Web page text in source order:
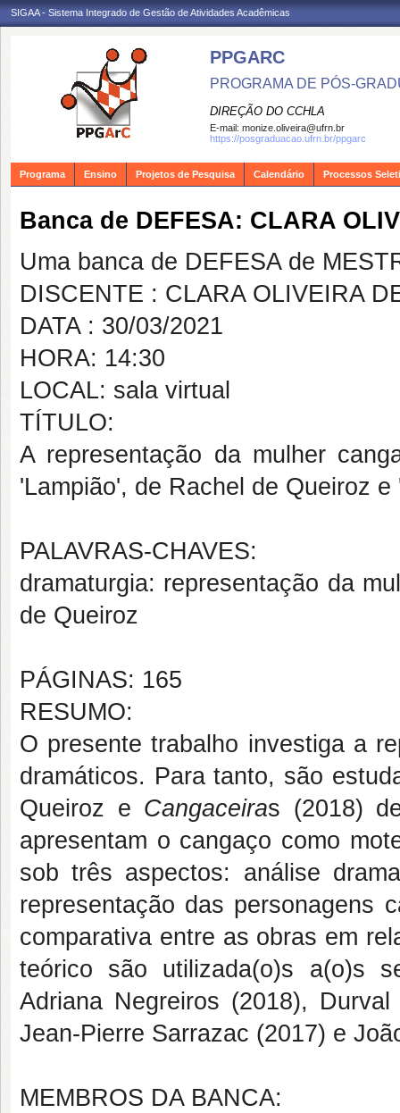
SIGAA - Sistema Integrado de Gestão de Atividades Acadêmicas
PPGARC
PROGRAMA DE PÓS-
DIREÇÃO DO CCHLA
E-mail: monize.oliveira@ufrn.br
https://posgraduacao.ufrn.br/ppgarc
Programa Ensino Projetos de Pesquisa Calendário Processos
Banca de DEFESA: CLARA
Uma banca de DEFESA de
DISCENTE : CLARA OLIVEIRA
DATA : 30/03/2021
HORA: 14:30
LOCAL: sala virtual
TÍTULO:
A representação da mulher
'Lampião', de Rachel de Queiroz
PALAVRAS-CHAVES:
dramaturgia: representação da
de Queiroz
PÁGINAS: 165
RESUMO:
O presente trabalho investiga a
dramáticos. Para tanto, são
Queiroz e Cangaceiras (2018)
apresentam o cangaço como
sob três aspectos: análise
representação das personagens
comparativa entre as obras em
teórico são utilizada(o)s a(o)s
Adriana Negreiros (2018),
Jean-Pierre Sarrazac (2017) e
MEMBROS DA BANCA: